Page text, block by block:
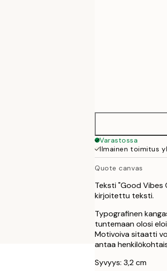
Varastossa
Ilmainen toimitus
Quote canvas
Teksti "Good Vibes
kirjoitettu teksti.
Typografinen
tuntemaan olosi
Motivoiva sitaatti
antaa
Syvyys: 3,2 cm